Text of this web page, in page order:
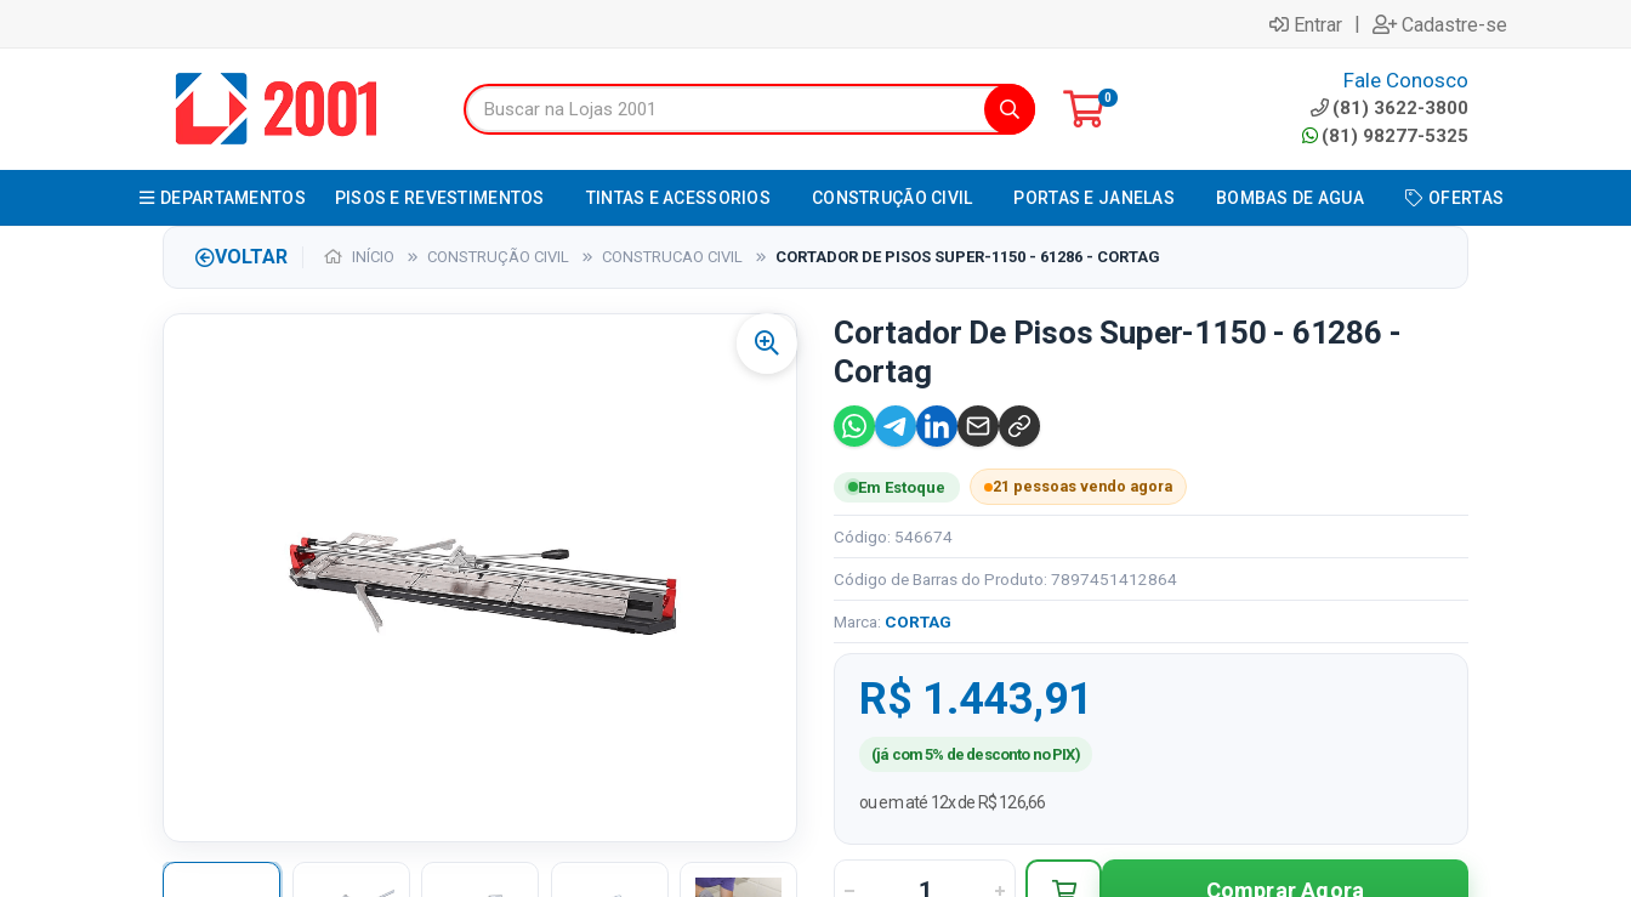
Entrar | Cadastre-se
0
Fale Conosco
(81) 3622-3800
(81) 98277-5325
DEPARTAMENTOS PISOS E REVESTIMENTOS TINTAS E ACESSORIOS CONSTRUÇÃO CIVIL PORTAS E JANELAS BOMBAS DE AGUA OFERTAS
VOLTAR INÍCIO CONSTRUÇÃO CIVIL CONSTRUCAO CIVIL CORTADOR DE PISOS SUPER-1150 - 61286 - CORTAG
Cortador De Pisos Super-1150 - 61286 -
Cortag
Em Estoque 21 pessoas vendo agora
Código: 546674
Código de Barras do Produto: 7897451412864
Marca: CORTAG
R$ 1.443,91
(já com 5% de desconto no PIX)
ou em até 12x de R$ 126,66
Comprar Agora